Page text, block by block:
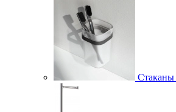
Стаканы